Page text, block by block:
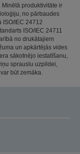
Minētā produktivitāte ir
no pārbaudes
ISO/IEC 24712
ISO/IEC 24711
no drukātajiem
un apkārtējās vides
sākotnējo iestatīšanu,
sprauslu uzpildei,
būt zemāka.